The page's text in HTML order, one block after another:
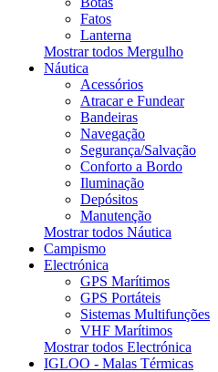
Fatos
Lanterna
Mostrar todos Mergulho
Náutica
Acessórios
Atracar e Fundear
Bandeiras
Navegação
Segurança/Salvação
Conforto a Bordo
Iluminação
Depósitos
Manutenção
Mostrar todos Náutica
Campismo
Electrónica
GPS Marítimos
GPS Portáteis
Sistemas Multifunções
VHF Marítimos
Mostrar todos Electrónica
IGLOO - Malas Térmicas